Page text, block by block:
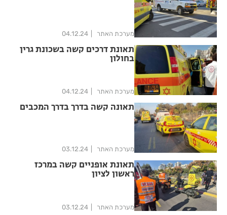
מערכת האתר 04.12.24
תאונת דרכים קשה בשכונת גרין
בחולון
מערכת האתר 04.12.24
תאונה קשה בדרך בדרך המכבים
מערכת האתר 03.12.24
תאונת אופניים קשה במרכז
ראשון לציון
מערכת האתר 03.12.24